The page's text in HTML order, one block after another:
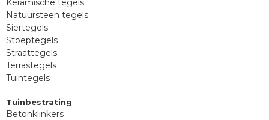
Keramische tegels
Natuursteen tegels
Siertegels
Stoeptegels
Straattegels
Terrastegels
Tuintegels
Tuinbestrating
Betonklinkers